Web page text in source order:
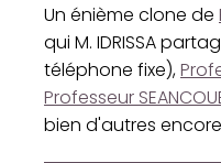
Un énième clone de
qui M. IDRISSA
téléphone fixe),
Professeur
bien d'autres